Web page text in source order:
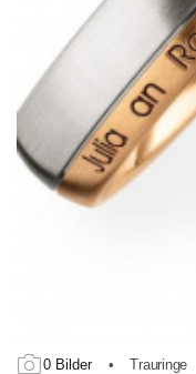
0 Bilder • Trauringe